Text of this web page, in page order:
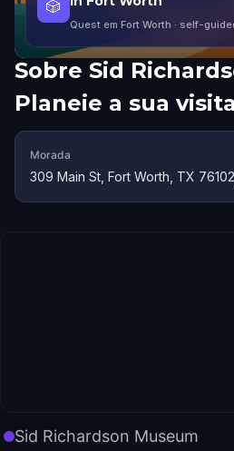
🎲
Quest em Fort Worth · self-
Sobre Sid
Planeie a sua visita
Morada
309 Main St, Fort Worth, TX
Sid Richardson Museum